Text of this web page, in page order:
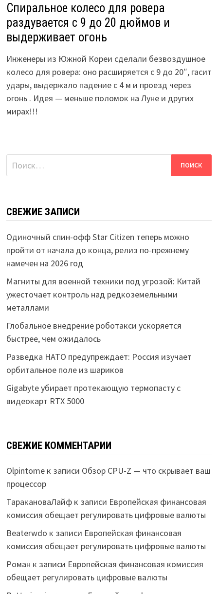
Спиральное колесо для ровера
раздувается с 9 до 20 дюймов и
выдерживает огонь
Инженеры из Южной Кореи сделали безвоздушное
колесо для ровера: оно расширяется с 9 до 20″, гасит
удары, выдержало падение с 4 м и проезд через
огонь . Идея — меньше поломок на Луне и других
мирах!!!
Найти:
СВЕЖИЕ ЗАПИСИ
Одиночный спин-офф Star Citizen теперь можно
пройти от начала до конца, релиз по-прежнему
намечен на 2026 год
Магниты для военной техники под угрозой: Китай
ужесточает контроль над редкоземельными
металлами
Глобальное внедрение роботакси ускоряется
быстрее, чем ожидалось
Разведка НАТО предупреждает: Россия изучает
орбитальное поле из шариков
Gigabyte убирает протекающую термопасту с
видеокарт RTX 5000
СВЕЖИЕ КОММЕНТАРИИ
Olpintomeк записи Обзор CPU-Z — что скрывает ваш
процессор
ТаракановаЛайфк записи Европейская финансовая
комиссия обещает регулировать цифровые валюты
Beaterwdo к записи Европейская финансовая
комиссия обещает регулировать цифровые валюты
Роман к записи Европейская финансовая комиссия
обещает регулировать цифровые валюты